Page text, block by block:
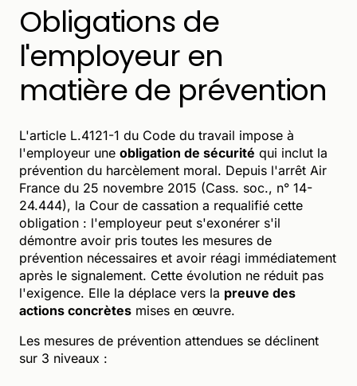
Obligations de
l'employeur en
matière de prévention
L'article L.4121-1 du Code du travail impose à
l'employeur une obligation de sécurité qui inclut la
prévention du harcèlement moral. Depuis l'arrêt Air
France du 25 novembre 2015 (Cass. soc., n° 14-
24.444), la Cour de cassation a requalifié cette
obligation : l'employeur peut s'exonérer s'il
démontre avoir pris toutes les mesures de
prévention nécessaires et avoir réagi immédiatement
après le signalement. Cette évolution ne réduit pas
l'exigence. Elle la déplace vers la preuve des
actions concrètes mises en œuvre.
Les mesures de prévention attendues se déclinent
sur 3 niveaux :